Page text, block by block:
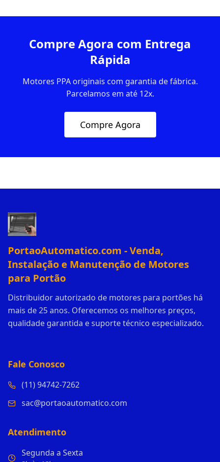
Compre Agora com Entrega
Rápida
Motores PPA originais com garantia de fábrica.
Parcelamos em até 12x.
Compre Agora
PortaoAutomatico.com - Venda,
Instalação e Manutenção de Motores
para Portão
Distribuidor autorizado de motores para portões há
mais de 25 anos. Oferecemos os melhores preços,
qualidade garantida e suporte técnico especializado.
Fale Conosco
(11) 94742-7262
sac@portaoautomatico.com
Atendimento
Segunda a Sexta